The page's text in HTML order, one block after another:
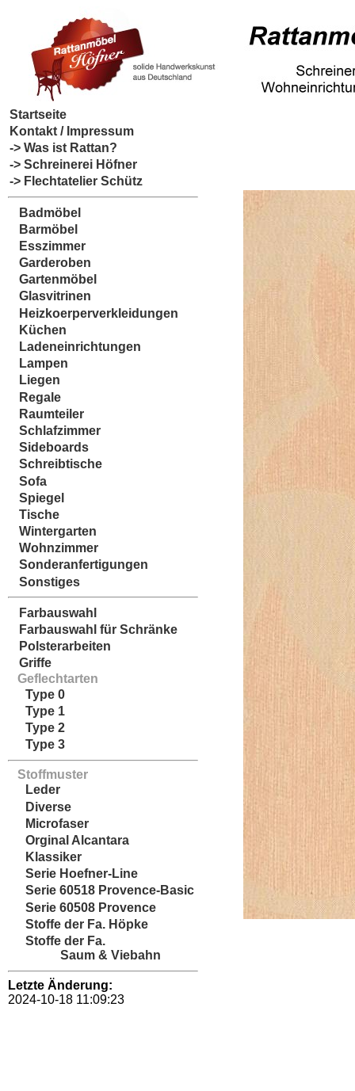
Startseite
Kontakt / Impressum
-> Was ist Rattan?
-> Schreinerei Höfner
-> Flechtatelier Schütz
Badmöbel
Barmöbel
Esszimmer
Garderoben
Gartenmöbel
Glasvitrinen
Heizkoerperverkleidungen
Küchen
Ladeneinrichtungen
Lampen
Liegen
Regale
Raumteiler
Schlafzimmer
Sideboards
Schreibtische
Sofa
Spiegel
Tische
Wintergarten
Wohnzimmer
Sonderanfertigungen
Sonstiges
Farbauswahl
Farbauswahl für Schränke
Polsterarbeiten
Griffe
Geflechtarten
Type 0
Type 1
Type 2
Type 3
Stoffmuster
Leder
Diverse
Microfaser
Orginal Alcantara
Klassiker
Serie Hoefner-Line
Serie 60518 Provence-Basic
Serie 60508 Provence
Stoffe der Fa. Höpke
Stoffe der Fa.
Saum & Viebahn
Letzte Änderung:
2024-10-18 11:09:23